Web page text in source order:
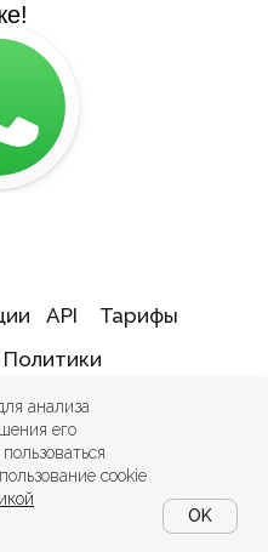
ИТ
из реестра
ПО
Политики
API Тарифы
анализа
его
cookie
OK